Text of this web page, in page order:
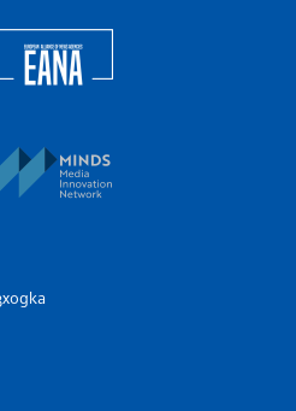
of the Balkan News Agencies
Newsroom